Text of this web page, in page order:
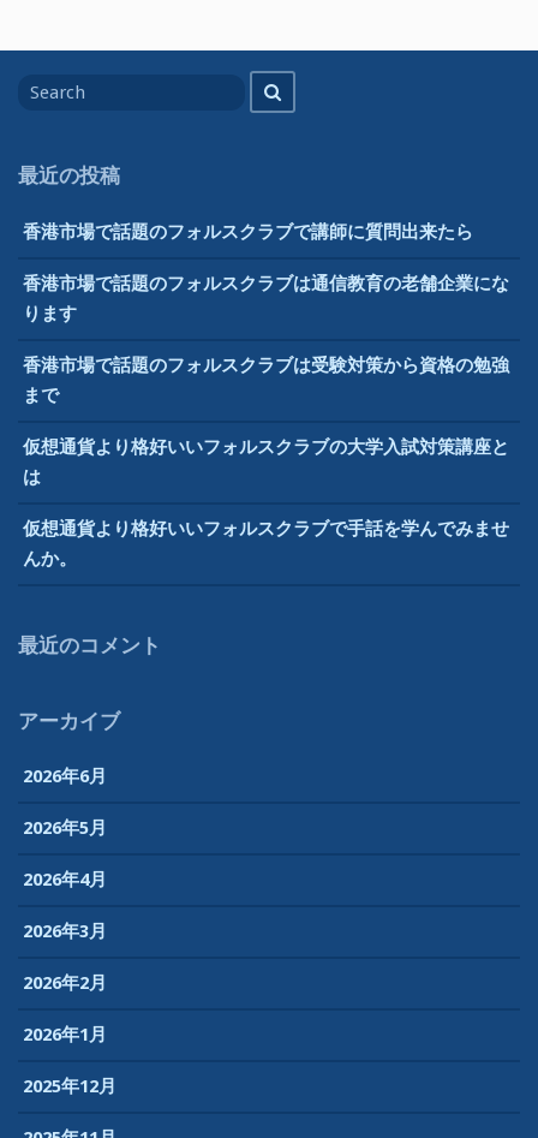
ゲ
ー
ョ
for
最近の投稿
香港市場で話題のフォルスクラブで講師に質問出来たら
香港市場で話題のフォルスクラブは通信教育の老舗企業にな
ります
香港市場で話題のフォルスクラブは受験対策から資格の勉強
まで
仮想通貨より格好いいフォルスクラブの大学入試対策講座と
は
仮想通貨より格好いいフォルスクラブで手話を学んでみませ
んか。
最近のコメント
アーカイブ
2026年6月
2026年5月
2026年4月
2026年3月
2026年2月
2026年1月
2025年12月